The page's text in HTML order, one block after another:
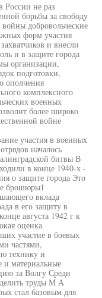
России не раз
борьбы за свободу
добровольческие
форм участия
и внесли
и в защите города
организации,
подготовки,
ополчения
комплексного
военных
более широко
войне
участия в военных
началось
битвы В
в конце 1940-х -
о защите города Это
брошюры1
вклада
в его защиту в
августа 1942 г к
оценка
участие в боевых
частями,
технику и
и материальные
за Волгу Среди
труды М А
стал базовым для